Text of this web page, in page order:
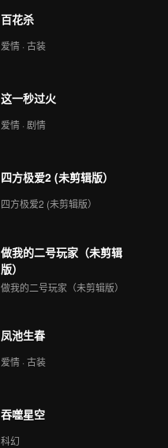
百花杀
爱情 · 古装
这一秒过火
爱情 · 剧情
四方极爱2 (未剪辑版）
四方极爱2 (未剪辑版）
做我的二号玩家（未剪辑
版）
做我的二号玩家（未剪辑版）
凤池生春
爱情 · 古装
吞噬星空
科幻